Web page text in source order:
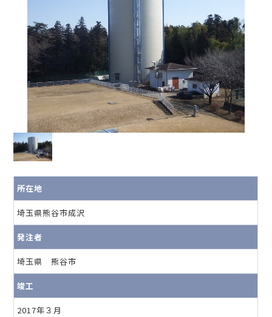
所在地
埼玉県熊谷市成沢
発注者
埼玉県 熊谷市
竣工
2017年３月